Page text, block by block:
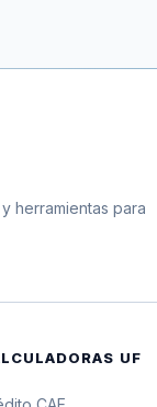
herramientas para
UF